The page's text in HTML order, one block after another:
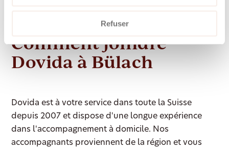
Refuser
Comment joindre
Dovida à Bülach
Dovida est à votre service dans toute la Suisse
depuis 2007 et dispose d'une longue expérience
dans l'accompagnement à domicile. Nos
accompagnants proviennent de la région et vous